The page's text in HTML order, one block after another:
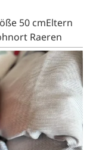
50 cmEltern
Raeren